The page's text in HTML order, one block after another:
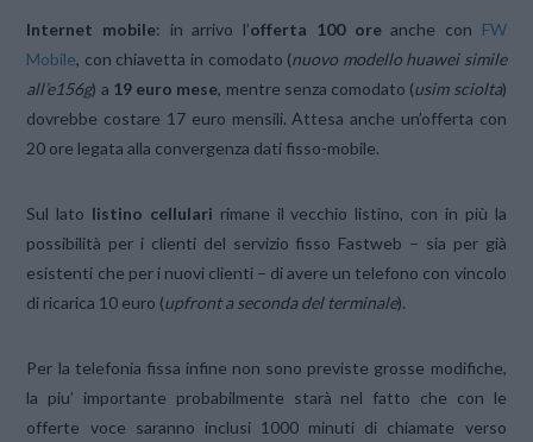
Internet mobile: in arrivo l’offerta 100 oreanche con FW
Mobile, con chiavetta in comodato (nuovo modello huawei simile
all’e156g) a 19 euro mese, mentre senza comodato (usim sciolta)
dovrebbe costare 17 euro mensili. Attesa anche un’offerta con
20 ore legata alla convergenza dati fisso-mobile.
Sul lato listino cellulari rimane il vecchio listino, con in più la
possibilità per i clienti del servizio fisso Fastweb – sia per già
esistenti che per i nuovi clienti – di avere un telefono con vincolo
di ricarica 10 euro (upfront a seconda del terminale).
Per la telefonia fissa infine non sono previste grosse modifiche,
la piu’ importante probabilmente starà nel fatto che con le
offerte voce saranno inclusi 1000 minuti di chiamate verso